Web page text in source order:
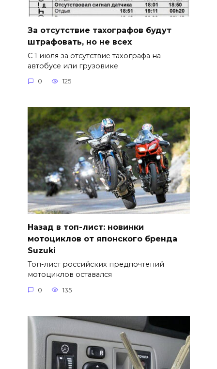
За отсутствие тахографов будут
штрафовать, но не всех
С 1 июля за отсутствие тахографа на
автобусе или грузовике
0 125
Назад в топ-лист: новинки
мотоциклов от японского бренда
Suzuki
Топ-лист российских предпочтений
мотоциклов оставался
0 135